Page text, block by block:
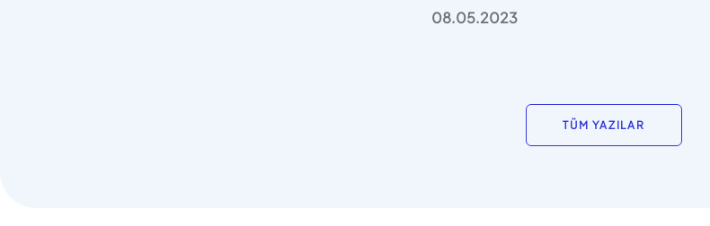
08.05.2023
TÜM YAZILAR